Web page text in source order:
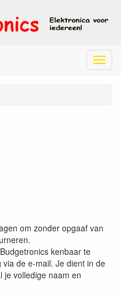
Menu
om zonder opgaaf van
kenbaar te
de e-mail. Je dient in de
je volledige naam en